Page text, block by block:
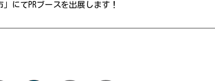
にてPRブースを出展します！